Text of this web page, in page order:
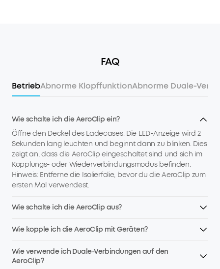
FAQ
BetriebAbnorme KlopffunktionAbnorme Duale-
Wie schalte ich die AeroClip ein?
Öffne den Deckel des Ladecases. Die LED-Anzeige wird 2
Sekunden lang leuchten und beginnt dann zu blinken. Dies
zeigt an, dass die AeroClip eingeschaltet sind und sich im
Kopplungs- oder Wiederverbindungsmodus befinden.
Hinweis: Entferne die Isolierfolie, bevor du die AeroClip zum
ersten Mal verwendest.
Wie schalte ich die AeroClip aus?
Wie kopple ich die AeroClip mit Geräten?
Wie verwende ich Duale-Verbindungen auf den
AeroClip?